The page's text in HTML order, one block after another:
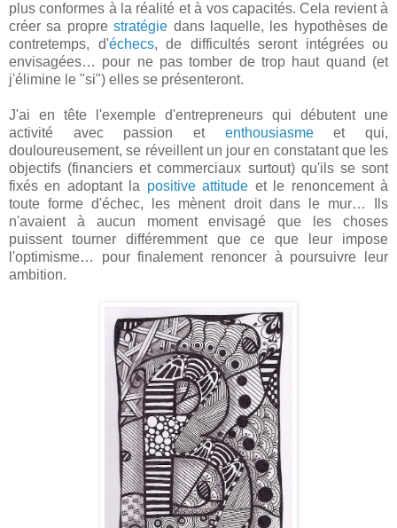
plus conformes à la réalité et à vos capacités. Cela revient à
créer sa proprestratégie dans laquelle, les hypothèses de
contretemps, d'échecs, de difficultés seront intégrées ou
envisagées… pour ne pas tomber de trop haut quand (et
j'élimine le "si") elles se présenteront.
J'ai en tête l'exemple d'entrepreneurs qui débutent une
activité avec passion et enthousiasmeet qui,
douloureusement, se réveillent un jour en constatant que les
objectifs (financiers et commerciaux surtout) qu'ils se sont
fixés en adoptant la positive attitude et le renoncement à
toute forme d'échec, les mènent droit dans le mur… Ils
n'avaient à aucun moment envisagé que les choses
puissent tourner différemment que ce que leur impose
l'optimisme… pour finalement renoncer à poursuivre leur
ambition.